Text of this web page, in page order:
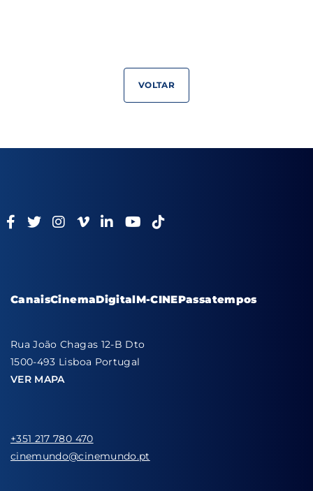
VOLTAR
CanaisCinemaDigitalM-CINEPassatempos
Rua João Chagas 12-B Dto
1500-493 Lisboa Portugal
VER MAPA
+351 217 780 470
cinemundo@cinemundo.pt